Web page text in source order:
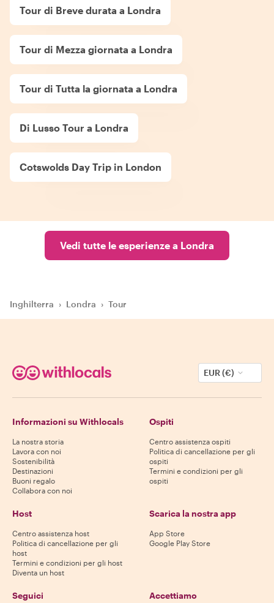
Tour di Breve durata a Londra
Tour di Mezza giornata a Londra
Tour di Tutta la giornata a Londra
Di Lusso Tour a Londra
Cotswolds Day Trip in London
Vedi tutte le esperienze a Londra
Inghilterra › Londra › Tour
EUR (€)
Informazioni su Withlocals
La nostra storia
Lavora con noi
Sostenibilità
Destinazioni
Buoni regalo
Collabora con noi
Ospiti
Centro assistenza ospiti
Politica di cancellazione per gli
ospiti
Termini e condizioni per gli
ospiti
Host
Centro assistenza host
Politica di cancellazione per gli
host
Termini e condizioni per gli host
Diventa un host
Scarica la nostra app
App Store
Google Play Store
Seguici Accettiamo